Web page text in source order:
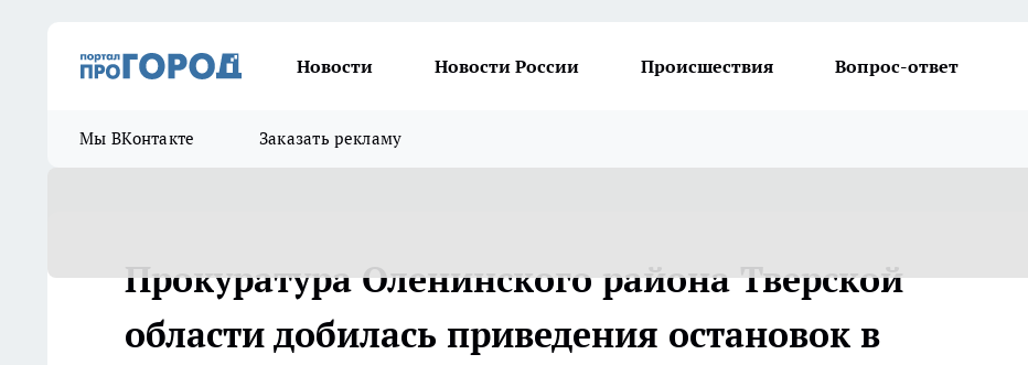
Новости Новости России Происшествия Вопрос-ответ
Мы ВКонтакте Заказать рекламу
Прокуратура Оленинского района Тверской
области добилась приведения остановок в